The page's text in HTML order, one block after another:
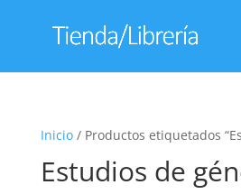
Inicio/ Productos etiquetados
Estudios de